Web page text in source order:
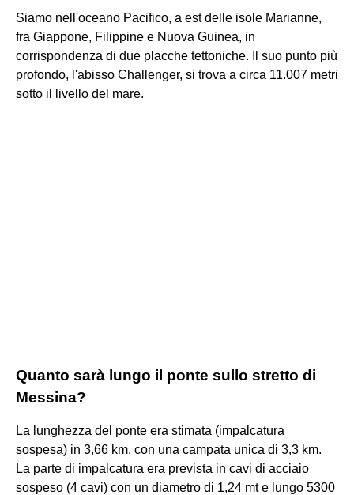
Siamo nell'oceano Pacifico, a est delle isole Marianne,
fra Giappone, Filippine e Nuova Guinea, in
corrispondenza di due placche tettoniche. Il suo punto più
profondo, l'abisso Challenger, si trova a circa 11.007 metri
sotto il livello del mare.
Quanto sarà lungo il ponte sullo stretto di
Messina?
La lunghezza del ponte era stimata (impalcatura
sospesa) in 3,66 km, con una campata unica di 3,3 km.
La parte di impalcatura era prevista in cavi di acciaio
sospeso (4 cavi) con un diametro di 1,24 mt e lungo 5300